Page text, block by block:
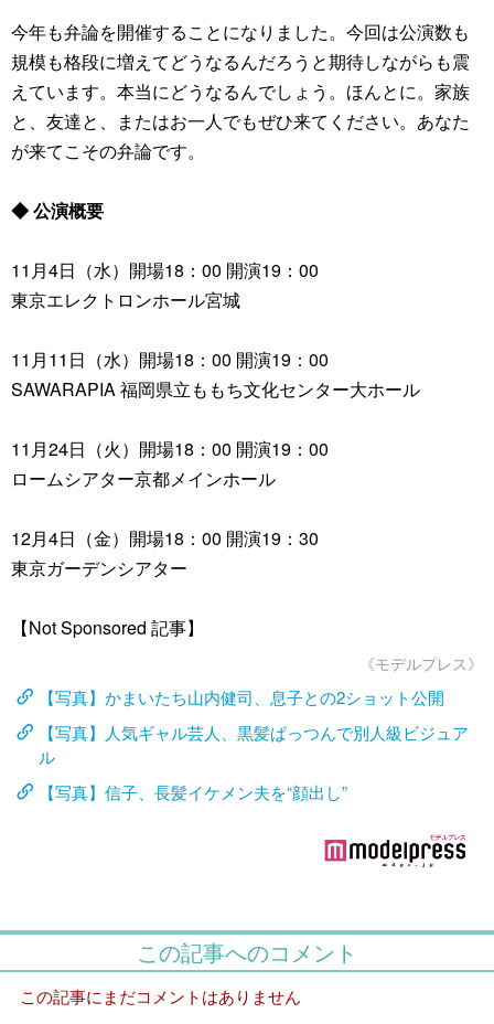
今年も弁論を開催することになりました。今回は公演数も
規模も格段に増えてどうなるんだろうと期待しながらも震
えています。本当にどうなるんでしょう。ほんとに。家族
と、友達と、またはお一人でもぜひ来てください。あなた
が来てこその弁論です。
◆ 公演概要
11月4日（水）開場18：00 開演19：00
東京エレクトロンホール宮城
11月11日（水）開場18：00 開演19：00
SAWARAPIA 福岡県立ももち文化センター大ホール
11月24日（火）開場18：00 開演19：00
ロームシアター京都メインホール
12月4日（金）開場18：00 開演19：30
東京ガーデンシアター
【Not Sponsored 記事】
《モデルプレス》
【写真】かまいたち山内健司、息子との2ショット公開
【写真】人気ギャル芸人、黒髪ぱっつんで別人級ビジュア
ル
【写真】信子、長髪イケメン夫を“顔出し”